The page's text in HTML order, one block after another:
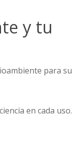
y tu
para
en cada uso.